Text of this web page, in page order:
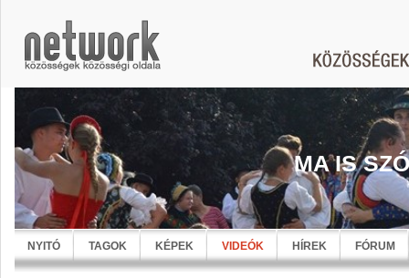
MA IS
NYITÓ TAGOK KÉPEK VIDEÓK HÍREK FÓRUM